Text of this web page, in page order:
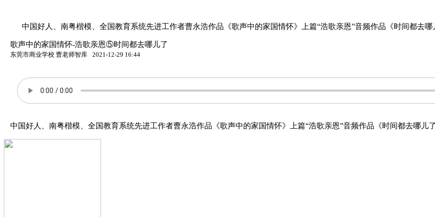
中国好人、南粤楷模、全国教育系统先进工作者曹永浩作品《歌声中的家国情怀》上篇“浩歌亲恩”音频作品《时间都去哪
歌声中的家国情怀-浩歌亲恩⑤时间都去哪儿了
东莞市商业学校 曹老师智库 2021-12-29 16:44
中国好人、南粤楷模、全国教育系统先进工作者曹永浩作品《歌声中的家国情怀》上篇“浩歌亲恩”音频作品《时间都去哪儿了